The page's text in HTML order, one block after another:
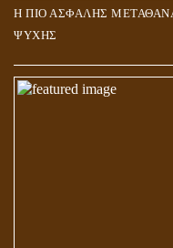
Η ΠΙΟ ΑΣΦΑΛΗΣ
ΨΥΧΗΣ